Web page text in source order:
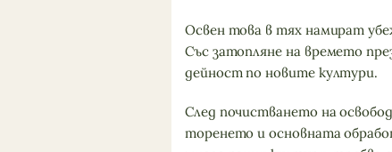
Освен това в тях намират
Със затопляне на времето
дейност по новите култури.
След почистването на
торенето и основната